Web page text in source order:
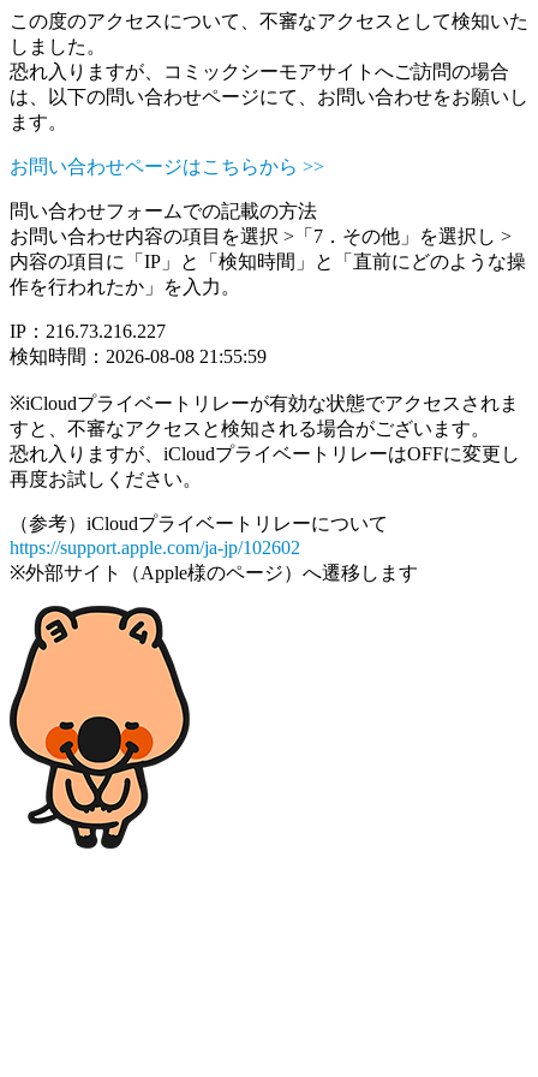
この度のアクセスについて、不審なアクセスとして検知いた
しました。
恐れ入りますが、コミックシーモアサイトへご訪問の場合
は、以下の問い合わせページにて、お問い合わせをお願いし
ます。
お問い合わせページはこちらから >>
問い合わせフォームでの記載の方法
お問い合わせ内容の項目を選択 >「7．その他」を選択し >
内容の項目に「IP」と「検知時間」と「直前にどのような操
作を行われたか」を入力。
IP：216.73.216.227
検知時間：2026-08-08 21:55:59
※iCloudプライベートリレーが有効な状態でアクセスされま
すと、不審なアクセスと検知される場合がございます。
恐れ入りますが、iCloudプライベートリレーはOFFに変更し
再度お試しください。
（参考）iCloudプライベートリレーについて
https://support.apple.com/ja-jp/102602
※外部サイト（Apple様のページ）へ遷移します